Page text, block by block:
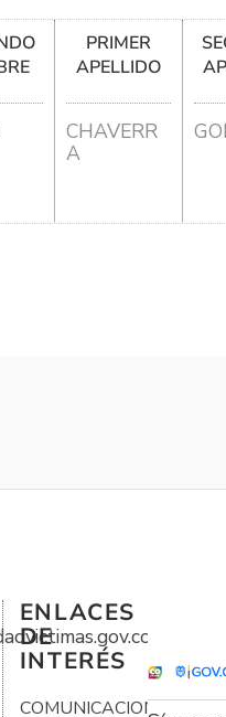
PRIMER
APELLIDO
CHAVERR
A
ENLACES
DE
INTERÉS
COMUNICACIONES